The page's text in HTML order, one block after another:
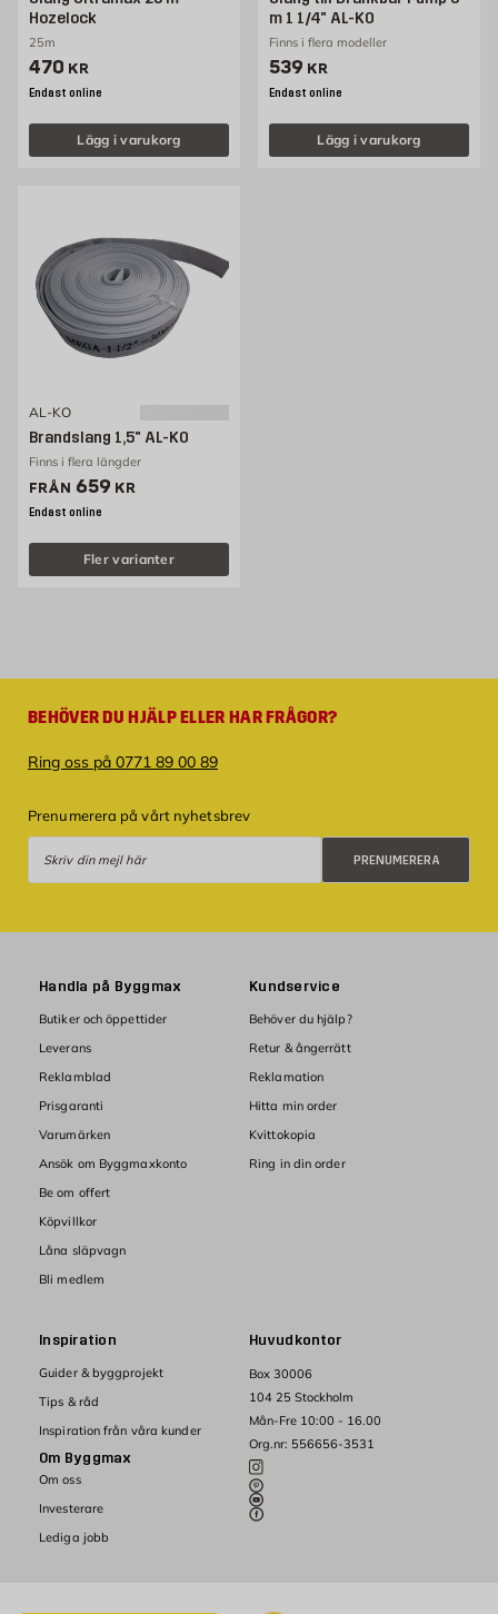
Hozelock
25m
Pris 470 kr
470 KR
Endast online
Lägg i varukorg
m 1 1/4" AL-KO
Finns i flera modeller
Pris 539 kr
539 KR
Endast online
Lägg i varukorg
AL-KO
Brandslang 1,5" AL-KO
Finns i flera längder
FRÅN Pris 659 kr
659 KR
Endast online
Fler varianter
BEHÖVER DU HJÄLP ELLER HAR FRÅGOR?
Ring oss på 0771 89 00 89
Prenumerera på vårt nyhetsbrev
PRENUMERERA
Huvudkontor
Box 30006
104 25 Stockholm
Mån-Fre 10:00 - 16.00
Org.nr: 556656-3531
Handla på Byggmax
Butiker och öppettider
Leverans
Reklamblad
Prisgaranti
Varumärken
Ansök om Byggmaxkonto
Be om offert
Köpvillkor
Låna släpvagn
Bli medlem
Kundservice
Behöver du hjälp?
Retur & ångerrätt
Reklamation
Hitta min order
Kvittokopia
Ring in din order
Inspiration
Guider & byggprojekt
Tips & råd
Inspiration från våra kunder
Om Byggmax
Om oss
Investerare
Lediga jobb